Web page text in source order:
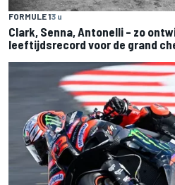
FORMULE 13 u
Clark, Senna, Antonelli – zo
leeftijdsrecord voor de grand